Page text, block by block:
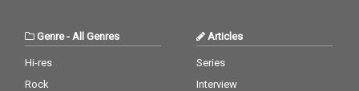
Genre- All Genres
Hi-res
Rock
Articles
Series
Interview